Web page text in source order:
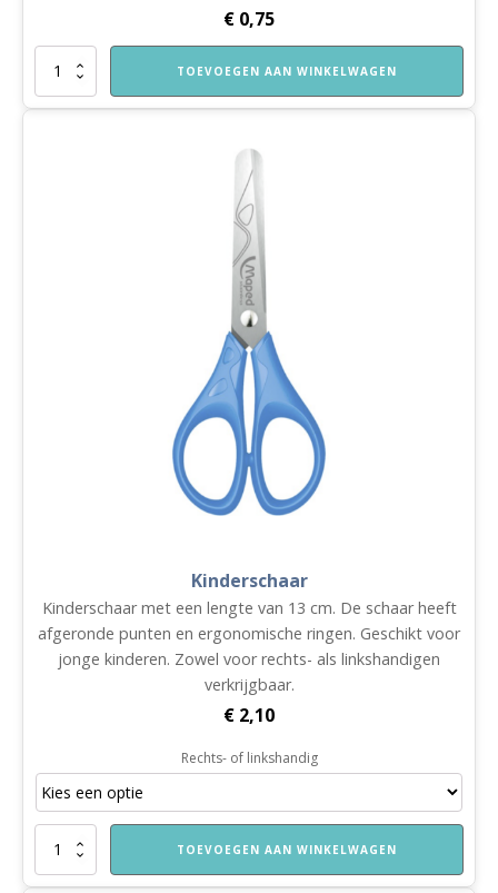
€ 0,75
Grijs
aantal
TOEVOEGEN AAN WINKELWAGEN
Kinderschaar
Kinderschaar met een lengte van 13 cm. De schaar heeft
afgeronde punten en ergonomische ringen. Geschikt voor
jonge kinderen. Zowel voor rechts- als linkshandigen
verkrijgbaar.
€ 2,10
Rechts- of linkshandig
Kinderschaar
TOEVOEGEN AAN WINKELWAGEN